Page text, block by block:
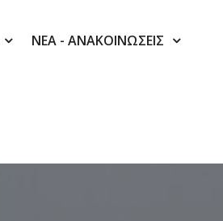
ΝΕΑ - ΑΝΑΚΟΙΝΩΣΕΙΣ